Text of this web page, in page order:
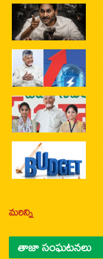
మరిన్ని
తాజా సంఘటనలు